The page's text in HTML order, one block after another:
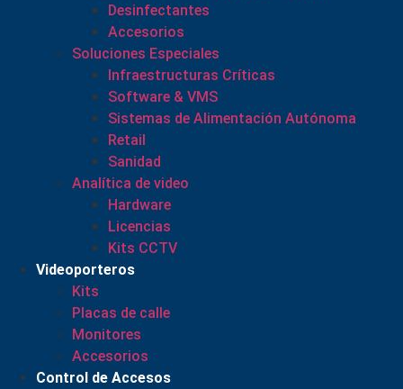
Desinfectantes
Accesorios
Soluciones Especiales
Infraestructuras Críticas
Software & VMS
Sistemas de Alimentación Autónoma
Retail
Sanidad
Analítica de video
Hardware
Licencias
Kits CCTV
Videoporteros
Kits
Placas de calle
Monitores
Accesorios
Control de Accesos